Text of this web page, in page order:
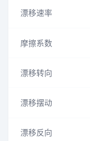
漂移速率
摩擦系数
漂移转向
漂移摆动
漂移反向